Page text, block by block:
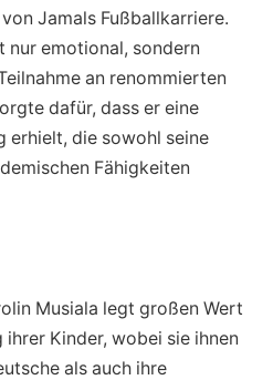
Jamals Fußballkarriere.
nur emotional, sondern
an renommierten
dafür, dass er eine
erhielt, die sowohl seine
Fähigkeiten
Musiala legt großen Wert
Kinder, wobei sie ihnen
als auch ihre